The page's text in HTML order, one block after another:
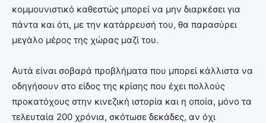
κομμουνιστικό καθεστώς μπορεί να μην διαρκέσει για
πάντα και ότι, με την κατάρρευσή του, θα παρασύρει
μεγάλο μέρος της χώρας μαζί του.
Αυτά είναι σοβαρά προβλήματα που μπορεί κάλλιστα να
οδηγήσουν στο είδος της κρίσης που έχει πολλούς
προκατόχους στην κινεζική ιστορία και η οποία, μόνο τα
τελευταία 200 χρόνια, σκότωσε δεκάδες, αν όχι